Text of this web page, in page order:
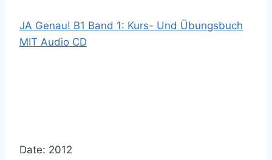
JA Genau! B1 Band 1: Kurs- Und Übungsbuch
MIT Audio CD
Date: 2012